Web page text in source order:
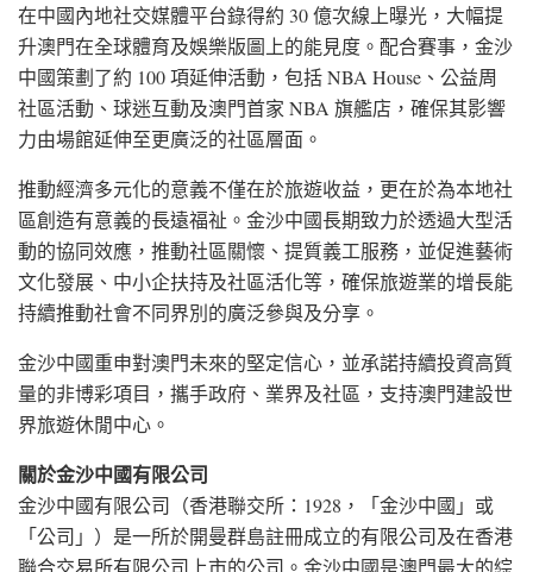
在中國內地社交媒體平台錄得約 30 億次線上曝光，大幅提
升澳門在全球體育及娛樂版圖上的能見度。配合賽事，金沙
中國策劃了約 100 項延伸活動，包括 NBA House、公益周
社區活動、球迷互動及澳門首家 NBA 旗艦店，確保其影響
力由場館延伸至更廣泛的社區層面。
推動經濟多元化的意義不僅在於旅遊收益，更在於為本地社
區創造有意義的長遠福祉。金沙中國長期致力於透過大型活
動的協同效應，推動社區關懷、提質義工服務，並促進藝術
文化發展、中小企扶持及社區活化等，確保旅遊業的增長能
持續推動社會不同界別的廣泛參與及分享。
金沙中國重申對澳門未來的堅定信心，並承諾持續投資高質
量的非博彩項目，攜手政府、業界及社區，支持澳門建設世
界旅遊休閒中心。
關於金沙中國有限公司
金沙中國有限公司（香港聯交所：1928，「金沙中國」或
「公司」）是一所於開曼群島註冊成立的有限公司及在香港
聯合交易所有限公司上市的公司。金沙中國是澳門最大的綜